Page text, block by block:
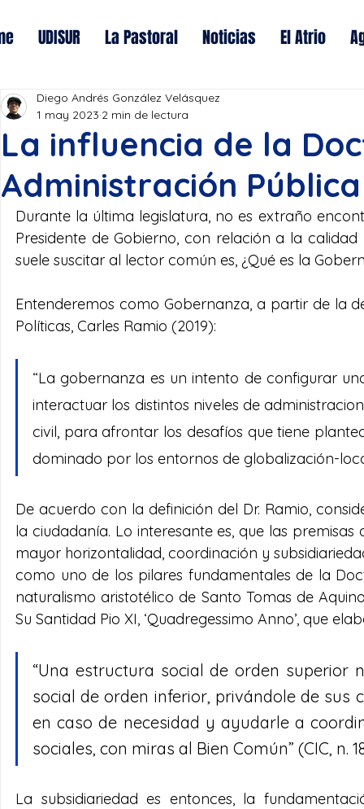
UDISUR La Pastoral Noticias El Atrio
La influencia de la
Administración Pública
Diego Andrés González Velásquez
1 may 2023 2 min de lectura
Durante la última legislatura, no es extraño
Presidente de Gobierno, con relación a la
suele suscitar al lector común es, ¿Qué es la
Entenderemos como Gobernanza, a partir de la
Políticas, Carles Ramio (2019):
“La gobernanza es un intento de configurar
interactuar los distintos niveles de
civil, para afrontar los desafíos que tiene
dominado por los entornos de globalización-
De acuerdo con la definición del Dr. Ramio,
la ciudadanía. Lo interesante es, que las
mayor horizontalidad, coordinación y
como uno de los pilares fundamentales de la
naturalismo aristotélico de Santo Tomas de
Su Santidad Pio XI, ‘Quadregessimo Anno’, que
“Una estructura social de orden
social de orden inferior, privándole de sus
en caso de necesidad y ayudarle a
sociales, con miras al Bien Común” (CIC, n.
La subsidiariedad es entonces, la